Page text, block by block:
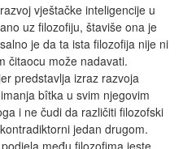
vještačke inteligencije u
uz filozofiju, štaviše ona je
je da ta ista filozofija nije ni
čitaocu može nadavati.
predstavlja izraz razvoja
bîtka u svim njegovim
i ne čudi da različiti filozofski
jedan drugom.
među filozofima jeste